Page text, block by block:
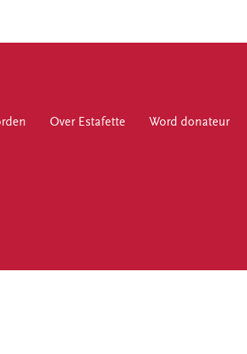
Over Estafette Word donateur
Over Estafette Word donateur